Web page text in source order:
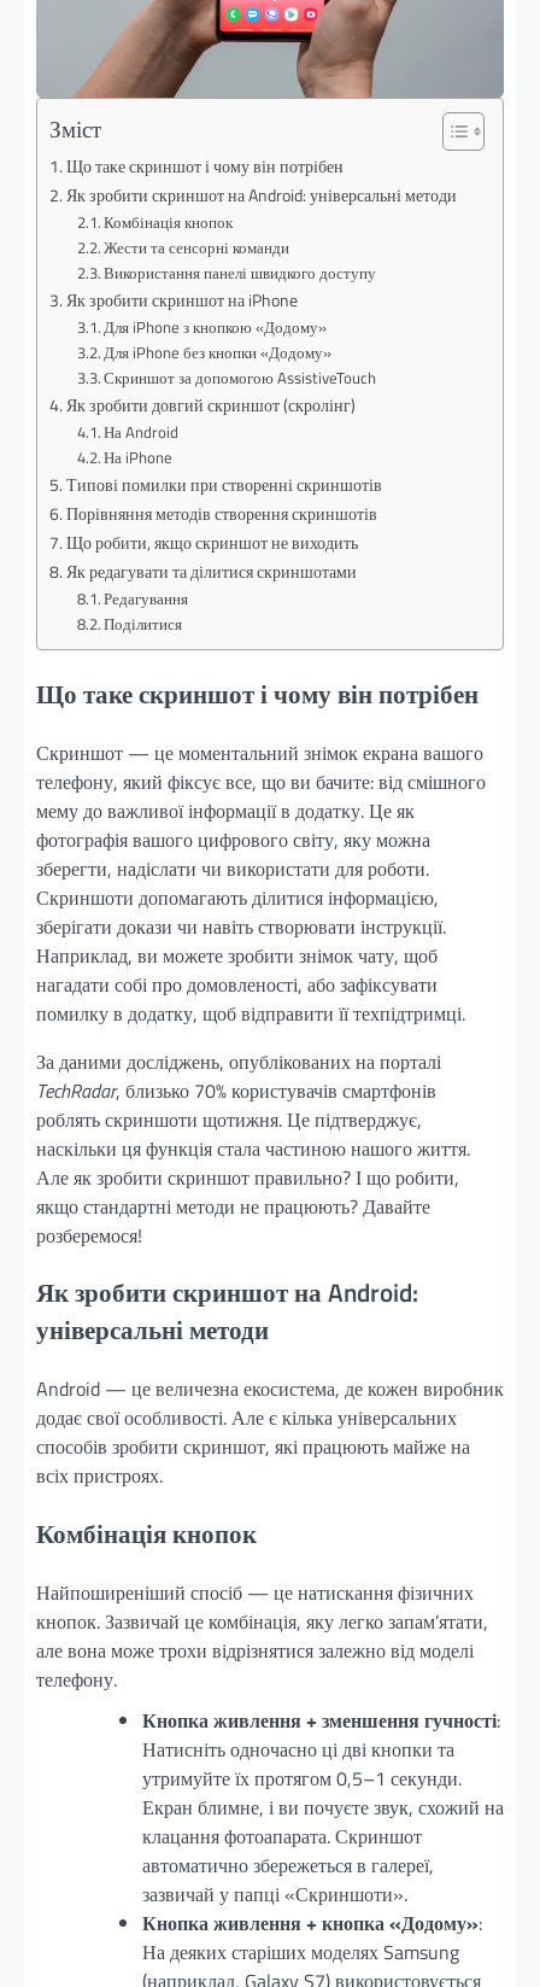
Зміст
Що таке скриншот і чому він потрібен
Як зробити скриншот на Android: універсальні методи
Комбінація кнопок
Жести та сенсорні команди
Використання панелі швидкого доступу
Як зробити скриншот на iPhone
Для iPhone з кнопкою «Додому»
Для iPhone без кнопки «Додому»
Скриншот за допомогою AssistiveTouch
Як зробити довгий скриншот (скролінг)
На Android
На iPhone
Типові помилки при створенні скриншотів
Порівняння методів створення скриншотів
Що робити, якщо скриншот не виходить
Як редагувати та ділитися скриншотами
Редагування
Поділитися
Що таке скриншот і чому він потрібен
Скриншот — це моментальний знімок екрана вашого
телефону, який фіксує все, що ви бачите: від смішного
мему до важливої інформації в додатку. Це як
фотографія вашого цифрового світу, яку можна
зберегти, надіслати чи використати для роботи.
Скриншоти допомагають ділитися інформацією,
зберігати докази чи навіть створювати інструкції.
Наприклад, ви можете зробити знімок чату, щоб
нагадати собі про домовленості, або зафіксувати
помилку в додатку, щоб відправити її техпідтримці.
За даними досліджень, опублікованих на порталі
TechRadar, близько 70% користувачів смартфонів
роблять скриншоти щотижня. Це підтверджує,
наскільки ця функція стала частиною нашого життя.
Але як зробити скриншот правильно? І що робити,
якщо стандартні методи не працюють? Давайте
розберемося!
Як зробити скриншот на Android:
універсальні методи
Android — це величезна екосистема, де кожен виробник
додає свої особливості. Але є кілька універсальних
способів зробити скриншот, які працюють майже на
всіх пристроях.
Комбінація кнопок
Найпоширеніший спосіб — це натискання фізичних
кнопок. Зазвичай це комбінація, яку легко запам’ятати,
але вона може трохи відрізнятися залежно від моделі
телефону.
Кнопка живлення + зменшення гучності:
Натисніть одночасно ці дві кнопки та
утримуйте їх протягом 0,5–1 секунди.
Екран блимне, і ви почуєте звук, схожий на
клацання фотоапарата. Скриншот
автоматично збережеться в галереї,
зазвичай у папці «Скриншоти».
Кнопка живлення + кнопка «Додому»:
На деяких старіших моделях Samsung
(наприклад, Galaxy S7) використовується